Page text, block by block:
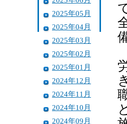
2025年05月
2025年04月
2025年03月
2025年02月
2025年01月
2024年12月
2024年11月
2024年10月
2024年09月